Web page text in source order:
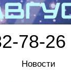
78-26
Новости